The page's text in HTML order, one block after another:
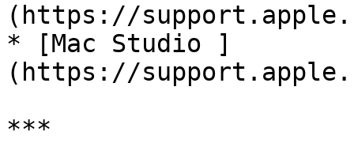
(https://
* [Mac Studio ]
(https://
***